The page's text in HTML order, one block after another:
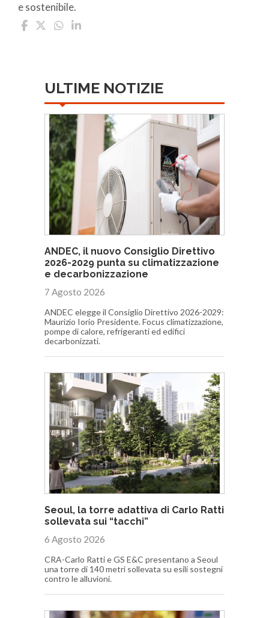
e sostenibile.
ULTIME NOTIZIE
ANDEC, il nuovo Consiglio Direttivo
2026-2029 punta su climatizzazione
e decarbonizzazione
7 Agosto 2026
ANDEC elegge il Consiglio Direttivo 2026-2029:
Maurizio Iorio Presidente. Focus climatizzazione,
pompe di calore, refrigeranti ed edifici
decarbonizzati.
Seoul, la torre adattiva di Carlo Ratti
sollevata sui “tacchi”
6 Agosto 2026
CRA-Carlo Ratti e GS E&C presentano a Seoul
una torre di 140 metri sollevata su esili sostegni
contro le alluvioni.